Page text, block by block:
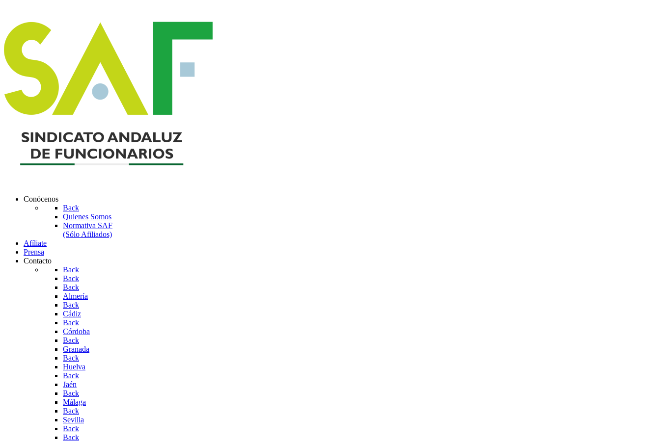
Conócenos
Back
Quienes Somos
Normativa SAF
(Sólo Afiliados)
Afíliate
Prensa
Contacto
Back
Back
Back
Almería
Back
Cádiz
Back
Córdoba
Back
Granada
Back
Huelva
Back
Jaén
Back
Málaga
Back
Sevilla
Back
Back